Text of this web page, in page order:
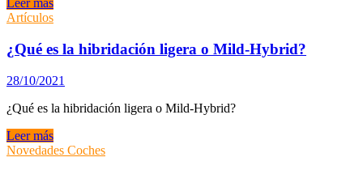
lanza
Grand
Cherokee
híbrido
enchufable
Leer más
Artículos
¿Qué es la hibridación ligera o Mild-Hybrid?
28/10/2021
¿Qué es la hibridación ligera o Mild-Hybrid?
¿Qué
es
Leer más
Novedades Coches